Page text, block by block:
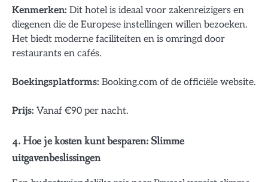
Kenmerken: Dit hotel is ideaal voor zakenreizigers en
diegenen die de Europese instellingen willen bezoeken.
Het biedt moderne faciliteiten en is omringd door
restaurants en cafés.
Boekingsplatforms: Booking.com of de officiële website.
Prijs: Vanaf €90 per nacht.
4. Hoe je kosten kunt besparen: Slimme
uitgavenbeslissingen